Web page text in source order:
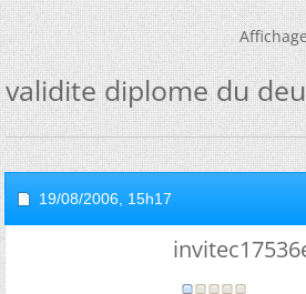
validite diplome du
19/08/2006, 15h17